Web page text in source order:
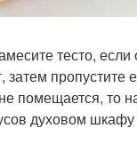
тесто,
затем
помещается, то
духовом